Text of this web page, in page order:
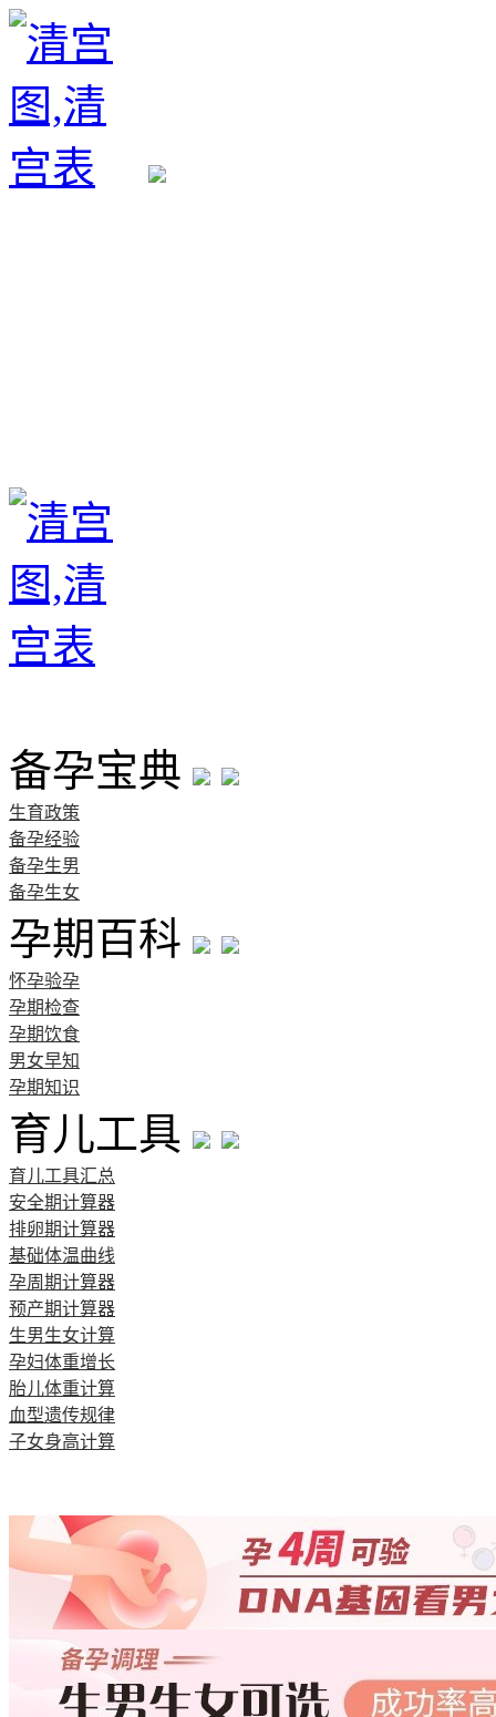
备孕宝典
生育政策
备孕经验
备孕生男
备孕生女
孕期百科
怀孕验孕
孕期检查
孕期饮食
男女早知
孕期知识
育儿工具
育儿工具汇总
安全期计算器
排卵期计算器
基础体温曲线
孕周期计算器
预产期计算器
生男生女计算
孕妇体重增长
胎儿体重计算
血型遗传规律
子女身高计算